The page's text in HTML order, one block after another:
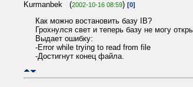
Kurmanbek (2002-10-16 08:59) [0]
Как можно востановить базу IB?
Грохнулся свет и теперь базу не могу
Выдает ошибку:
-Error while trying to read from file
-Достигнут конец файла.